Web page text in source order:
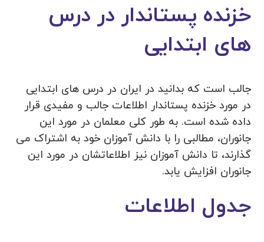
خزنده پستاندار در درس
های ابتدایی
جالب است که بدانید در ایران در درس های ابتدایی
در مورد خزنده پستاندار اطلاعات جالب و مفیدی قرار
داده شده است. به طور کلی معلمان در مورد این
جانوران، مطالبی را با دانش آموزان خود به اشتراک می
گذارند، تا دانش آموزان نیز اطلاعاتشان در مورد این
جانوران افزایش یابد.
جدول اطلاعات